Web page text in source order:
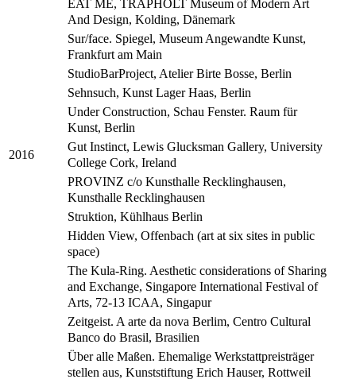
EAT ME, TRAPHOLT Museum of Modern Art
And Design, Kolding, Dänemark
Sur/face. Spiegel, Museum Angewandte Kunst,
Frankfurt am Main
StudioBarProject, Atelier Birte Bosse, Berlin
Sehnsuch, Kunst Lager Haas, Berlin
Under Construction, Schau Fenster. Raum für
Kunst, Berlin
2016
Gut Instinct, Lewis Glucksman Gallery, University
College Cork, Ireland
PROVINZ c/o Kunsthalle Recklinghausen,
Kunsthalle Recklinghausen
Struktion, Kühlhaus Berlin
Hidden View, Offenbach (art at six sites in public
space)
The Kula-Ring. Aesthetic considerations of Sharing
and Exchange, Singapore International Festival of
Arts, 72-13 ICAA, Singapur
Zeitgeist. A arte da nova Berlim, Centro Cultural
Banco do Brasil, Brasilien
Über alle Maßen. Ehemalige Werkstattpreisträger
stellen aus, Kunststiftung Erich Hauser, Rottweil